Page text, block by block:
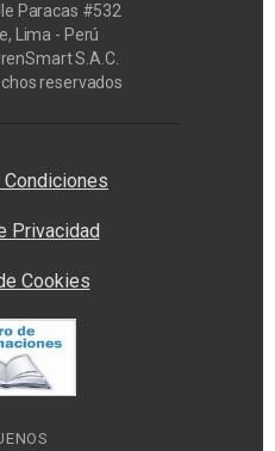
Paracas #532
Lima - Perú
S.A.C.
reservados
Privacidad
Cookies